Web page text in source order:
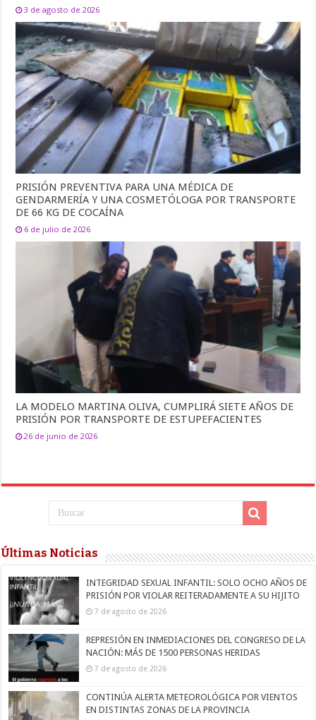
3 de agosto de 2026
PRISIÓN PREVENTIVA PARA UNA MÉDICA DE
GENDARMERÍA Y UNA COSMETÓLOGA POR TRANSPORTE
DE 66 KG DE COCAÍNA
6 de julio de 2026
LA MODELO MARTINA OLIVA, CUMPLIRÁ SIETE AÑOS DE
PRISIÓN POR TRANSPORTE DE ESTUPEFACIENTES
26 de junio de 2026
Últimas Noticias
INTEGRIDAD SEXUAL INFANTIL: SOLO OCHO AÑOS DE
PRISIÓN POR VIOLAR REITERADAMENTE A SU HIJITO
7 de agosto de 2026
REPRESIÓN EN INMEDIACIONES DEL CONGRESO DE LA
NACIÓN: MÁS DE 1500 PERSONAS HERIDAS
7 de agosto de 2026
CONTINÚA ALERTA METEOROLÓGICA POR VIENTOS
EN DISTINTAS ZONAS DE LA PROVINCIA